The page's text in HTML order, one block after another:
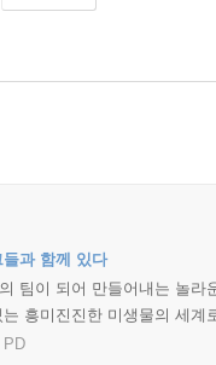
과 함께 있다
팀이 되어 만들어내는 놀
흥미진진한 미생물의 세
PD